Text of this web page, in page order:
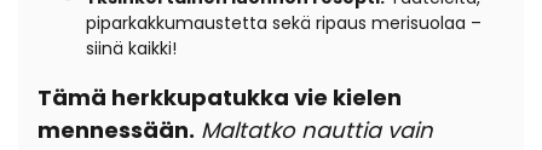
piparkakkumaustetta sekä ripaus merisuolaa –
siinä kaikki!
Tämä herkkupatukka vie kielen
mennessään. Maltatko nauttia vain